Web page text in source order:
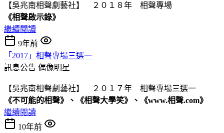
【吳兆南相聲劇藝社】 ２０１８年 相聲專場
《相聲啟示錄》
繼續閱讀
9年前
「2017」相聲專場三選一
訊息公告 偶像明星
【吳兆南相聲劇藝社】 ２０１７年 相聲專場三選一
《不可能的相聲》、《相聲大學笑》、《www.相聲.com》
繼續閱讀
10年前